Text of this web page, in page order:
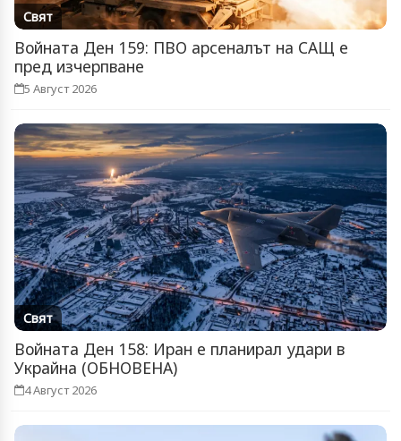
Свят
Войната Ден 159: ПВО арсеналът на САЩ е
пред изчерпване
5 Август 2026
Свят
Войната Ден 158: Иран е планирал удари в
Украйна (ОБНОВЕНА)
4 Август 2026